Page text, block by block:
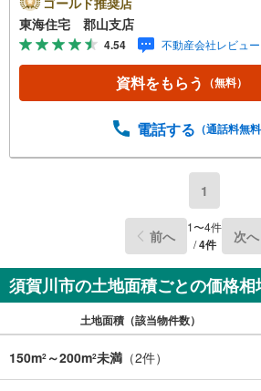
東海住宅 郡山支店
4.54 不動産会社レビュ
資料をもらう （無料）
電話する （通話料無料
1
前へ 1〜4件
/4件 次へ
須賀川市の土地面積ごとの価格相
土地面積（該当物件数）
150m2 ～200m2未満 （2件）